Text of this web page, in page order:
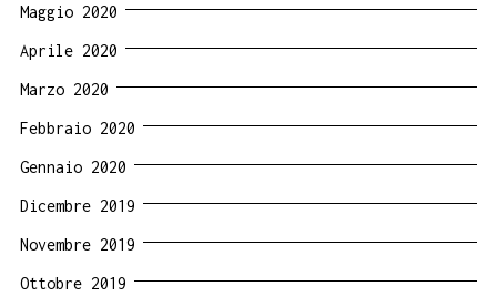
Maggio 2020
Aprile 2020
Marzo 2020
Febbraio 2020
Gennaio 2020
Dicembre 2019
Novembre 2019
Ottobre 2019